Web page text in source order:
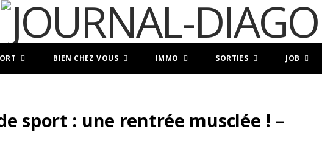
BIEN CHEZ VOUS IMMO SORTIES JOB
sport : une rentrée musclée ! –